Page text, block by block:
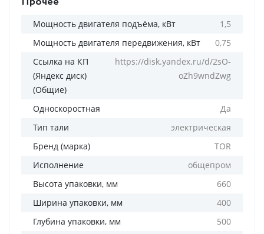
Мощность двигателя подъёма, кВт
1,5
Мощность двигателя передвижения, кВт
0,75
Ссылка на КП
(Яндекс диск)
(Общие)
https://disk.yandex.ru/d/2sO-
oZh9wndZwg
Односкоростная
Да
Тип тали
электрическая
Бренд (марка)
TOR
Исполнение
общепром
Высота упаковки, мм
660
Ширина упаковки, мм
400
Глубина упаковки, мм
500